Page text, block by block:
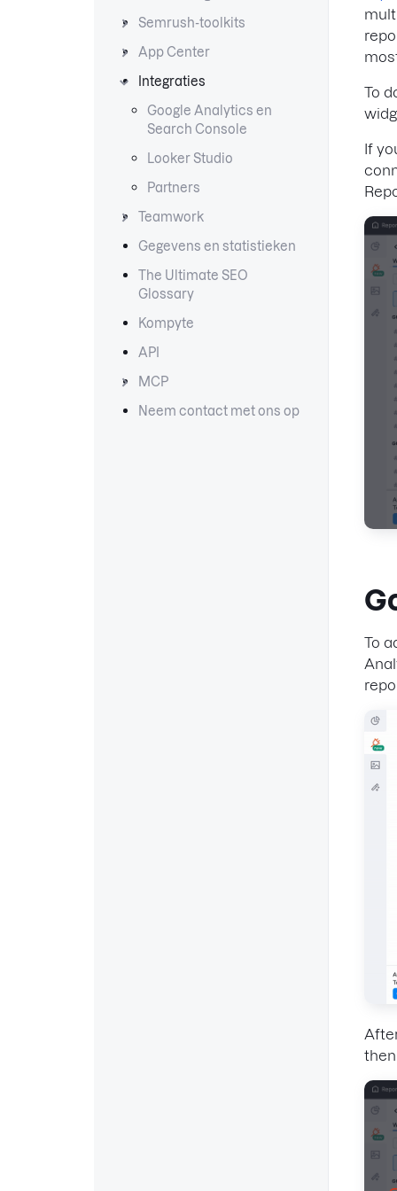
Semrush-toolkits
App Center
Integraties
Google Analytics en
Search Console
Looker Studio
Partners
Teamwork
Gegevens en statistieken
The Ultimate SEO
Glossary
Kompyte
API
MCP
Neem contact met ons op
To
If
To